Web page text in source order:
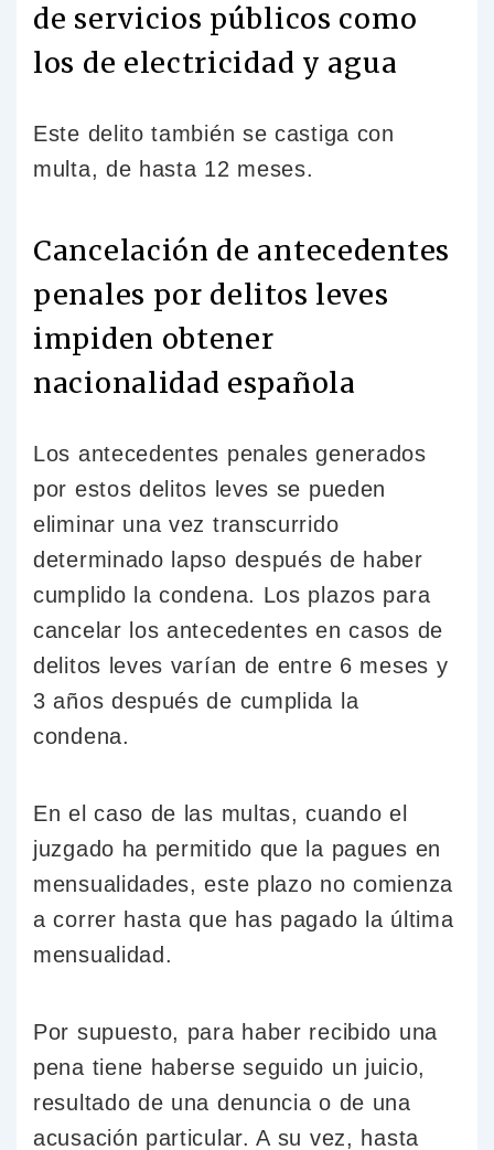
de servicios públicos como
los de electricidad y agua
Este delito también se castiga con
multa, de hasta 12 meses.
Cancelación de antecedentes
penales por delitos leves
impiden obtener
nacionalidad española
Los antecedentes penales generados
por estos delitos leves se pueden
eliminar una vez transcurrido
determinado lapso después de haber
cumplido la condena. Los plazos para
cancelar los antecedentes en casos de
delitos leves varían de entre 6 meses y
3 años después de cumplida la
condena.
En el caso de las multas, cuando el
juzgado ha permitido que la pagues en
mensualidades, este plazo no comienza
a correr hasta que has pagado la última
mensualidad.
Por supuesto, para haber recibido una
pena tiene haberse seguido un juicio,
resultado de una denuncia o de una
acusación particular. A su vez, hasta